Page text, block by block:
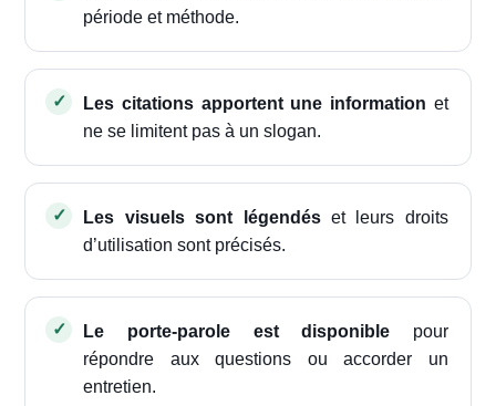
période et méthode.
Les citations apportent une information et
ne se limitent pas à un slogan.
Les visuels sont légendéset leurs droits
d’utilisation sont précisés.
Le porte-parole est disponible pour
répondre aux questions ou accorder un
entretien.